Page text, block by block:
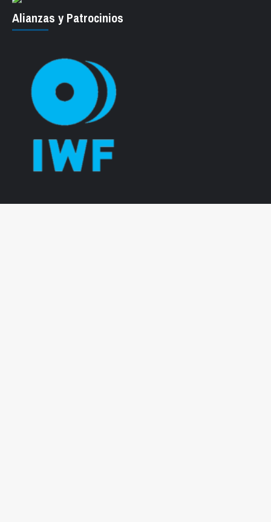
Alianzas y Patrocinios